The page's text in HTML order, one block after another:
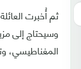
ثم أُخبرت
وسيحتاج إلى
المغناطيسي،